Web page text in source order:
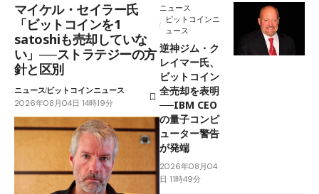
マイケル・セイラー氏
「ビットコインを1
satoshiも売却していな
い」──ストラテジーの方
針と区別
ニュースビットコインニュース
2026年08月04日 14時19分
ニュース
ビットコインニ
ュース
逆神ジム・ク
レイマー氏、
ビットコイン
全売却を表明
──IBM CEO
の量子コンピ
ューター警告
が発端
2026年08月04
日 11時49分